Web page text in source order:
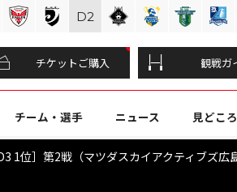
チケットご購入 観戦ガ
チーム・選手 ニュース 見どこ
位］第2戦（マツダスカイアクティブズ広
D2